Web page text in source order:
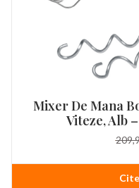
Mixer De Mana
Viteze, Alb